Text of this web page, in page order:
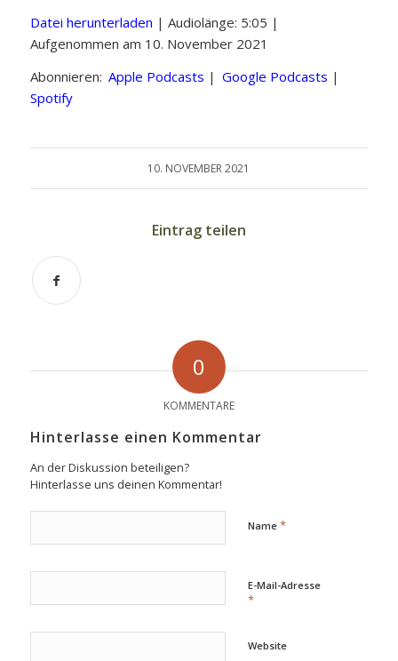
RSS FEED
TEILEN
LINK
Datei herunterladen | Audiolänge: 5:05 |
Aufgenommen am 10. November 2021
Abonnieren: Apple Podcasts | Google Podcasts |
Spotify
10. NOVEMBER 2021
Eintrag teilen
0
KOMMENTARE
Hinterlasse einen Kommentar
An der Diskussion beteiligen?
Hinterlasse uns deinen Kommentar!
Name *
E-Mail-Adresse
*
Website